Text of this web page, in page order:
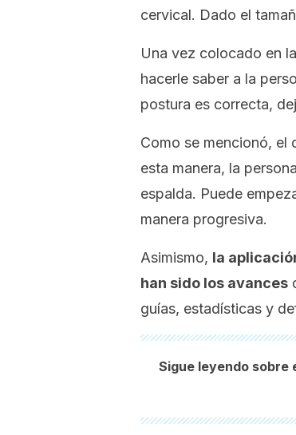
cervical. Dado el
Una vez colocado en
hacerle saber a la
postura es correcta,
Como se mencionó,
esta manera, la
espalda. Puede
manera progresiva.
Asimismo, la
han sido los avances
guías, estadísticas y
Sigue leyendo sobre